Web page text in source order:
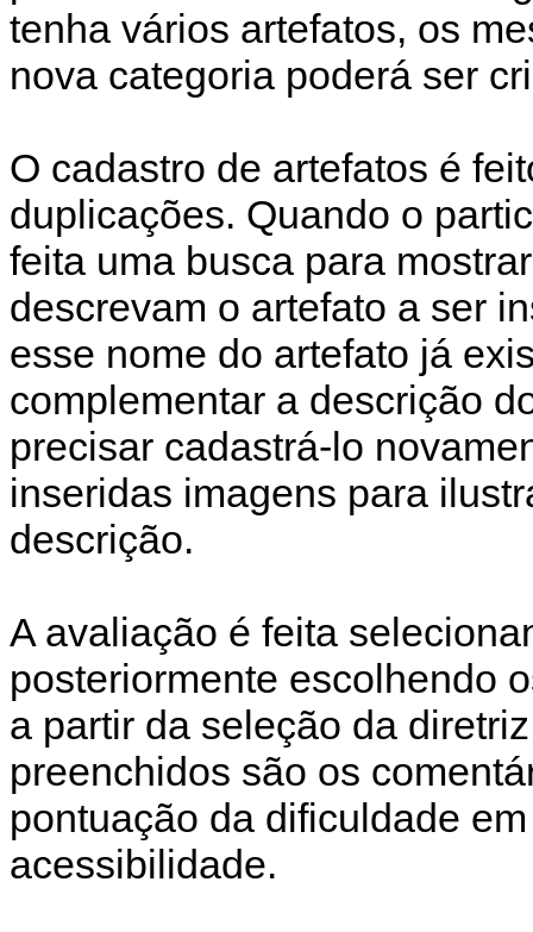
tenha vários artefatos, os
nova categoria poderá ser
O cadastro de artefatos é
duplicações. Quando o
feita uma busca para
descrevam o artefato a ser
esse nome do artefato já
complementar a descrição
precisar cadastrá-lo
inseridas imagens para
descrição.
A avaliação é feita
posteriormente escolhendo
a partir da seleção da
preenchidos são os
pontuação da dificuldade
acessibilidade.